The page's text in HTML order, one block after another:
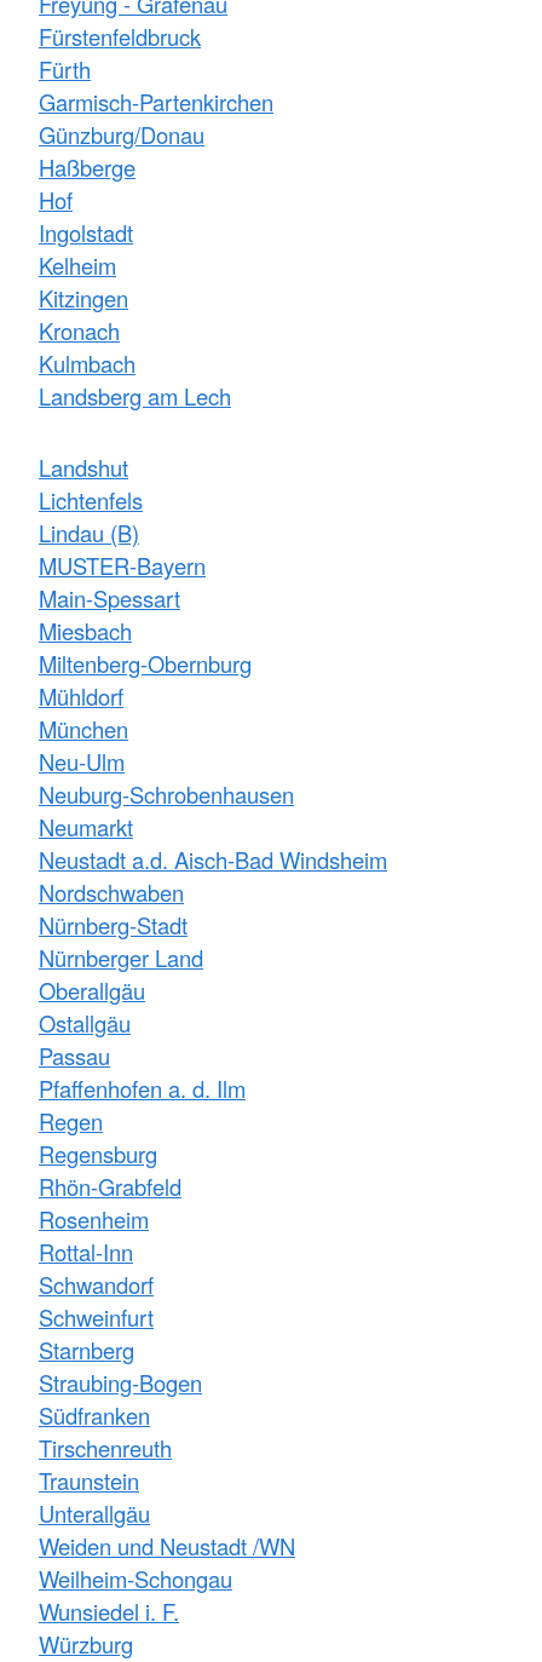
Fürstenfeldbruck
Fürth
Garmisch-Partenkirchen
Günzburg/Donau
Haßberge
Hof
Ingolstadt
Kelheim
Kitzingen
Kronach
Kulmbach
Landsberg am Lech
Landshut
Lichtenfels
Lindau (B)
MUSTER-Bayern
Main-Spessart
Miesbach
Miltenberg-Obernburg
Mühldorf
München
Neu-Ulm
Neuburg-Schrobenhausen
Neumarkt
Neustadt a.d. Aisch-Bad Windsheim
Nordschwaben
Nürnberg-Stadt
Nürnberger Land
Oberallgäu
Ostallgäu
Passau
Pfaffenhofen a. d. Ilm
Regen
Regensburg
Rhön-Grabfeld
Rosenheim
Rottal-Inn
Schwandorf
Schweinfurt
Starnberg
Straubing-Bogen
Südfranken
Tirschenreuth
Traunstein
Unterallgäu
Weiden und Neustadt /WN
Weilheim-Schongau
Wunsiedel i. F.
Würzburg